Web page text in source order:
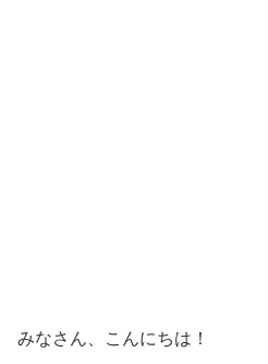
みなさん、こんにちは！